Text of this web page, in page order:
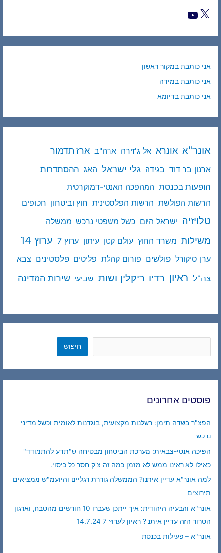
אני כותבת במקור ראשון
אני כותבת במידה
אני כותבת בדיומא
אונר"א אונרא אל ג'זירה ארה"ב ארז תדמור
ארנון בר דוד בגידה גלי ישראל האג
ההסתדרות
הופעות בכנסת
המהפכה האנטי-דמוקרטית
הרשות הפולשת
הרשות הפלסטינית חוץ וביטחון חטופים
טלויזיה ישראל היום כשל משפטי נרכש ממשלה
משילות משרד החוץ עולם קטן עיתון ערוץ 7 ערוץ 14
ערן סיקורל פולשים פורום קהלת פליטים פלסטינים צבא
צה"ל ראיון רדיו ריקלין ושות שביעי שירות המדינה
חיפוש
פוסטים אחרונים
הפצ"ר בשדה תימן: רשלנות מקצועית, בוגדנות לאומית וכשל מדיני
נרכש
הפיכה אנטי-צבאית: מערכת הביטחון מבטיחה ש"תדע להתמודד"
כאילו לא ראינו ממש לא מזמן כמה זה צ'ק חסר כל כיסוי.
למה אונר"א עדיין איתנו? הממשלה גוררת רגליים והיועמ"ש ממציאים
תירוצים
אונר"א והבעיה היהודית: איך ייתכן שעברו 10 חודשים מהטבח, וארגון
הטרור הזה עדיין איתנו? ראיון לערוץ 7 14.7.24
אונר"א – פעילות בכנסת